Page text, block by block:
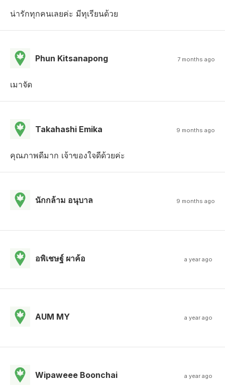
น่ารักทุกคนเลยค่ะ มีทุเรียนด้วย
Phun Kitsanapong 7 months ago
เมาจัด
Takahashi Emika 9 months ago
คุณภาพดีมาก เจ้าของใจดีด้วยค่ะ
นักกล้าม อนุบาล 9 months ago
อพิเชษฐ์ ผาค้อ a year ago
AUM MY a year ago
Wipaweee Boonchai a year ago